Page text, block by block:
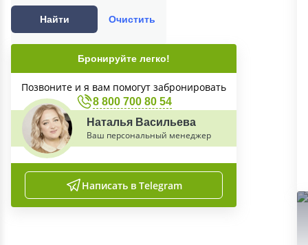
Найти Очистить
Бронируйте легко!
Позвоните и я вам помогут забронировать
8 800 700 80 54
Наталья Васильева
Ваш персональный менеджер
Написать в Telegram